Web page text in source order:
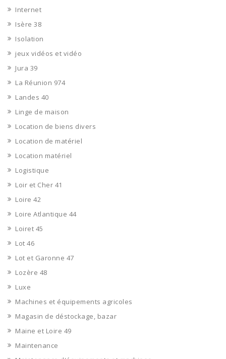
Internet
Isère 38
Isolation
jeux vidéos et vidéo
Jura 39
La Réunion 974
Landes 40
Linge de maison
Location de biens divers
Location de matériel
Location matériel
Logistique
Loir et Cher 41
Loire 42
Loire Atlantique 44
Loiret 45
Lot 46
Lot et Garonne 47
Lozère 48
Luxe
Machines et équipements agricoles
Magasin de déstockage, bazar
Maine et Loire 49
Maintenance